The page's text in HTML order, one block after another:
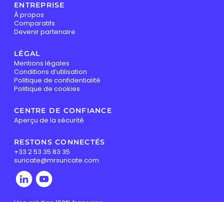
ENTREPRISE
À propos
Comparatifs
Devenir partenaire
LÉGAL
Mentions légales
Conditions d’utilisation
Politique de confidentialité
Politique de cookies
CENTRE DE CONFIANCE
Aperçu de la sécurité
RESTONS CONNECTÉS
+33 2 53 35 83 35
suricate@mrsuricate.com